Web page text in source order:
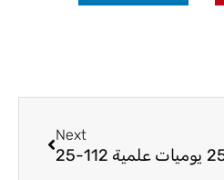
Next
يوميات علمية 112-25